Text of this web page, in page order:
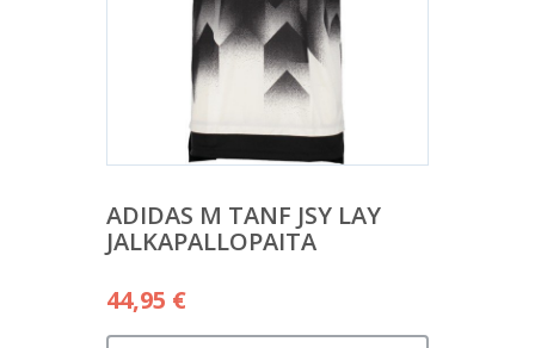
ADIDAS M TANF JSY LAY
JALKAPALLOPAITA
44,95 €